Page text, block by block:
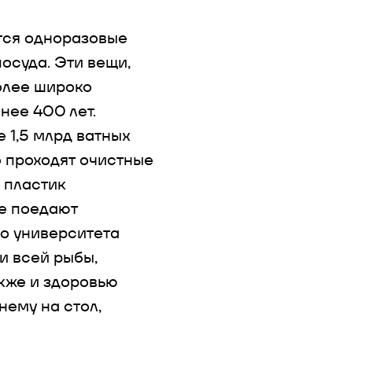
одноразовые
Эти вещи,
широко
400 лет.
млрд ватных
очистные
поедают
университета
всей рыбы,
и здоровью
на стол,